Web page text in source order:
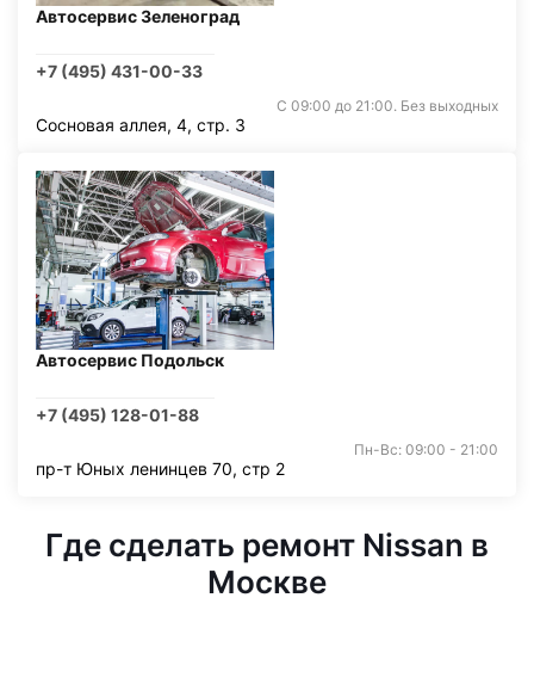
Автосервис Зеленоград
+7 (495) 431-00-33
С 09:00 до 21:00. Без выходных
Сосновая аллея, 4, стр. 3
Автосервис Подольск
+7 (495) 128-01-88
Пн-Вс: 09:00 - 21:00
пр-т Юных ленинцев 70, стр 2
Где сделать ремонт Nissan в
Москве